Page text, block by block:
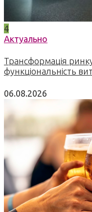
4
Актуально
Трансформація
функціональність
06.08.2026